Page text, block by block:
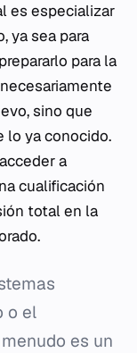
es especializar
ya sea para
para la
sino que
lo ya conocido.
a
cualificación
total en la
o el
es un